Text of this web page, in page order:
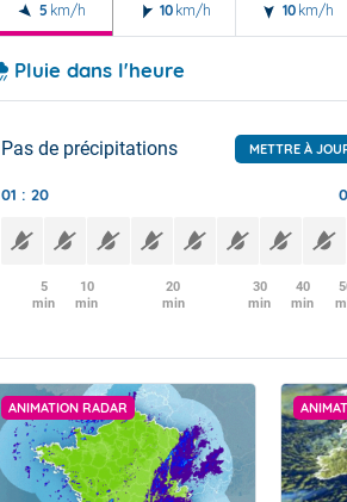
5 km/h 10 km/h 10 km/h
Pluie dans l'heure
Pas de précipitations METTRE À
01 : 20
5
min
10
min
20
min
30
min
40
min
ANIMATION RADAR